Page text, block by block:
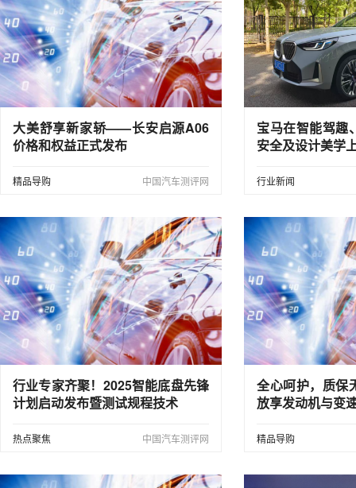
大美舒享新家轿——长安启源A06
价格和权益正式发布
精品导购 中国汽车测评网
宝马在智能驾趣
安全及设计美学
行业新闻
行业专家齐聚！2025智能底盘先锋
计划启动发布暨测试规程技术
热点聚焦 中国汽车测评网
全心呵护，质保
放享发动机与变
精品导购